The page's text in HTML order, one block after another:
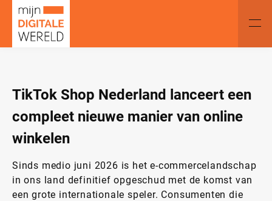
TikTok Shop Nederland lanceert een
compleet nieuwe manier van online
winkelen
Sinds medio juni 2026 is het e-commercelandschap
in ons land definitief opgeschud met de komst van
een grote internationale speler. Consumenten die